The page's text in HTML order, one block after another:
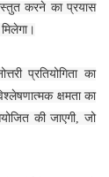
करने का प्रयास
प्रतियोगिता का
क्षमता का
की जाएगी, जो